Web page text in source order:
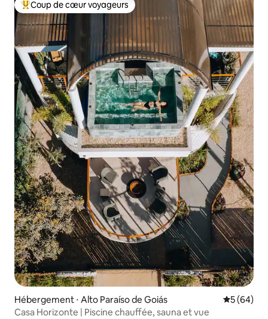
Coups de cœur voyageurs les plus appréciés
Coup de cœur voyageurs
Hébergement ⋅ Alto Paraíso de Goiás
5 (64)
Casa Horizonte | Piscine chauffée, sauna et vue